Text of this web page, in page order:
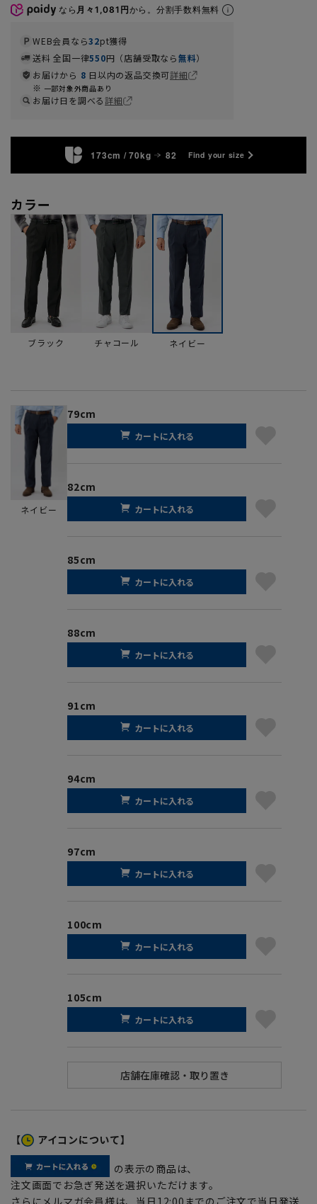
なら 月々1,081円から。分割手数料無料
WEB会員なら32pt獲得
送料 全国一律550円（店舗受取なら無料）
お届けから 8 日以内の返品交換可詳細
一部対象外商品あり
お届け日を調べる詳細
173cm / 70kg 82 Find your size
カラー
ブラック チャコール ネイビー
ネイビー
79cm
カートに入れる
82cm
カートに入れる
85cm
カートに入れる
88cm
カートに入れる
91cm
カートに入れる
94cm
カートに入れる
97cm
カートに入れる
100cm
カートに入れる
105cm
カートに入れる
【 アイコンについて】
の表示の商品は、
注文画面でお急ぎ発送を選択いただけます。
さらにメルマガ会員様は、当日12:00までのご注文で当日発送